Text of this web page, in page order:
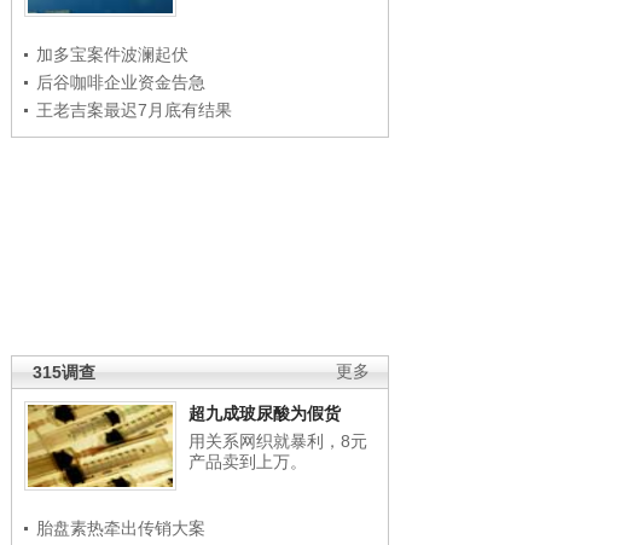
加多宝案件波澜起伏
后谷咖啡企业资金告急
王老吉案最迟7月底有结果
更多
315调查
超九成玻尿酸为假货
用关系网织就暴利，8元
产品卖到上万。
胎盘素热牵出传销大案